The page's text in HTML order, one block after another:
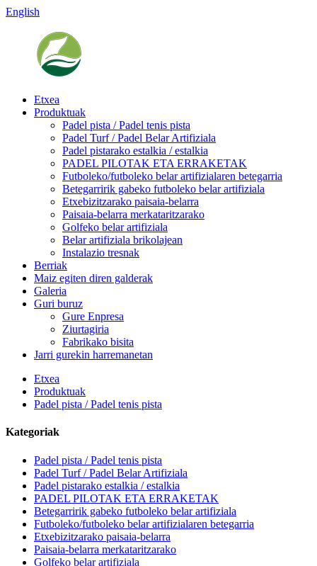
English
Etxea
Produktuak
Padel pista / Padel tenis pista
Padel Turf / Padel Belar Artifiziala
Padel pistarako estalkia / estalkia
PADEL PILOTAK ETA ERRAKETAK
Futboleko/futboleko belar artifizialaren betegarria
Betegarririk gabeko futboleko belar artifiziala
Etxebizitzarako paisaia-belarra
Paisaia-belarra merkataritzarako
Golfeko belar artifiziala
Belar artifiziala brikolajean
Instalazio tresnak
Berriak
Maiz egiten diren galderak
Galeria
Guri buruz
Gure Enpresa
Ziurtagiria
Fabrikako bisita
Jarri gurekin harremanetan
Etxea
Produktuak
Padel pista / Padel tenis pista
Kategoriak
Padel pista / Padel tenis pista
Padel Turf / Padel Belar Artifiziala
Padel pistarako estalkia / estalkia
PADEL PILOTAK ETA ERRAKETAK
Betegarririk gabeko futboleko belar artifiziala
Futboleko/futboleko belar artifizialaren betegarria
Etxebizitzarako paisaia-belarra
Paisaia-belarra merkataritzarako
Golfeko belar artifiziala